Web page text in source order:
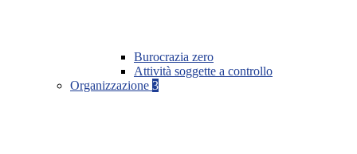
Burocrazia zero
Attività soggette a controllo
Organizzazione 3